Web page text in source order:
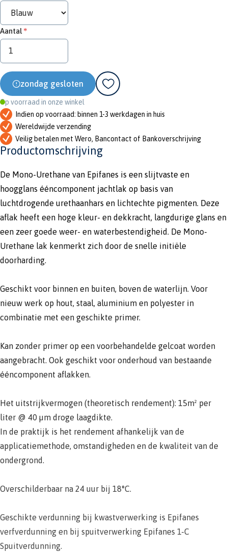
Aantal
zondag gesloten
Op voorraad in onze winkel
Indien op voorraad: binnen 1-3 werkdagen in huis
Wereldwijde verzending
Veilig betalen met Wero, Bancontact of Bankoverschrijving
Productomschrijving
De Mono-Urethane van Epifanes is een slijtvaste en
hoogglans ééncomponent jachtlak op basis van
luchtdrogende urethaanhars en lichtechte pigmenten. Deze
aflak heeft een hoge kleur- en dekkracht, langdurige glans en
een zeer goede weer- en waterbestendigheid. De Mono-
Urethane lak kenmerkt zich door de snelle initiële
doorharding.
Geschikt voor binnen en buiten, boven de waterlijn. Voor
nieuw werk op hout, staal, aluminium en polyester in
combinatie met een geschikte primer.
Kan zonder primer op een voorbehandelde gelcoat worden
aangebracht. Ook geschikt voor onderhoud van bestaande
ééncomponent aflakken.
Het uitstrijkvermogen (theoretisch rendement): 15m² per
liter @ 40 µm droge laagdikte.
In de praktijk is het rendement afhankelijk van de
applicatiemethode, omstandigheden en de kwaliteit van de
ondergrond.
Overschilderbaar na 24 uur bij 18°C.
Geschikte verdunning bij kwastverwerking is Epifanes
verfverdunning en bij spuitverwerking Epifanes 1-C
Spuitverdunning.